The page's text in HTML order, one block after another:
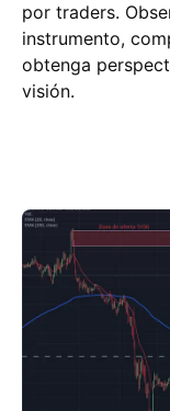
por traders.
instrumento,
obtenga
visión.